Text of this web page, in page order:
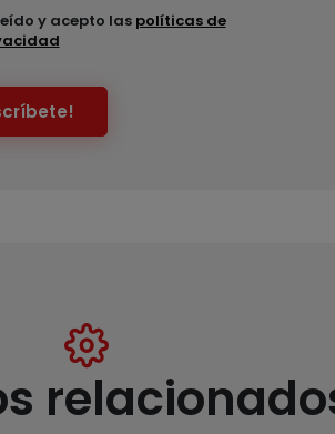
y acepto las políticas de